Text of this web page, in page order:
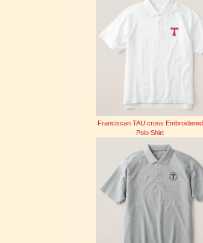
Franciscan TAU cross Embroidered
Polo Shirt